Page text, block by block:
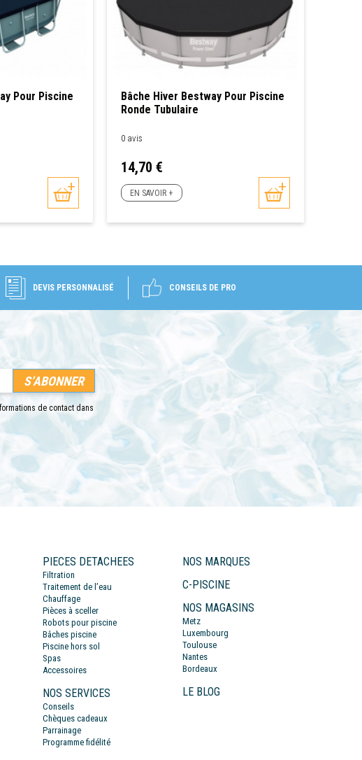
Pour Piscine
Bâche Hiver Bestway Pour Piscine
Ronde Tubulaire
0 avis
Prix
14,70 €
EN SAVOIR +
DEVIS PERSONNALISÉ CONSEILS DE PRO
de contact dans
PIECES DETACHEES
Filtration
Traitement de l’eau
Chauffage
Pièces à sceller
Robots pour piscine
Bâches piscine
Piscine hors sol
Spas
Accessoires
NOS SERVICES
Conseils
Chèques cadeaux
Parrainage
Programme fidélité
NOS MARQUES
C-PISCINE
NOS MAGASINS
Metz
Luxembourg
Toulouse
Nantes
Bordeaux
LE BLOG